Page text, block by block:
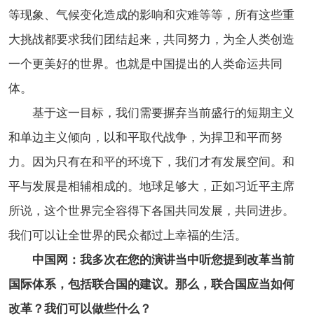
等现象、气候变化造成的影响和灾难等等，所有这些重
大挑战都要求我们团结起来，共同努力，为全人类创造
一个更美好的世界。也就是中国提出的人类命运共同
体。
基于这一目标，我们需要摒弃当前盛行的短期主义
和单边主义倾向，以和平取代战争，为捍卫和平而努
力。因为只有在和平的环境下，我们才有发展空间。和
平与发展是相辅相成的。 地球足够大， 正如习近平主席
所说，这个世界完全容得下各国共同发展，共同进步。
我们可以让全世界的民众都过上幸福的生活。
中国网：我多次在您的演讲当中听您提到改革当前
国际体系，包括联合国的建议。那么，联合国应当如何
改革？我们可以做些什么？